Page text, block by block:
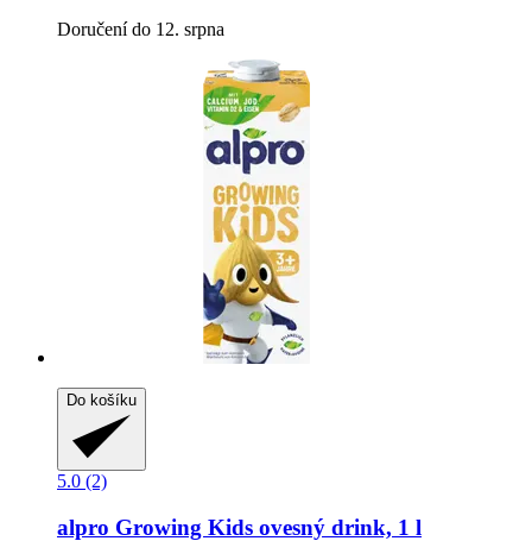
Doručení do 12. srpna
Do košíku
5.0 (2)
alpro Growing Kids ovesný drink, 1 l